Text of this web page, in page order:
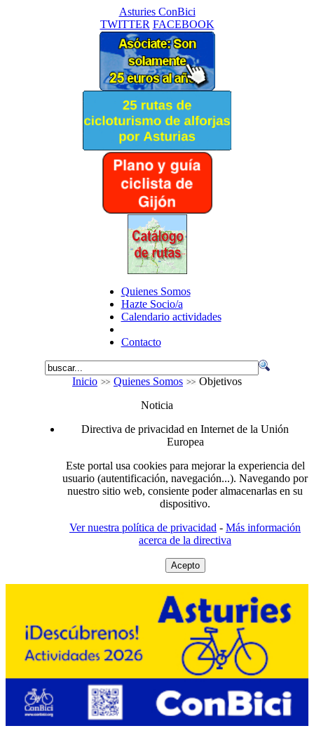
Asturies ConBici
TWITTER FACEBOOK
Quienes Somos
Hazte Socio/a
Calendario actividades
Contacto
Inicio Quienes Somos
Objetivos
Noticia
Directiva de privacidad en Internet de la Unión
Europea
Este portal usa cookies para mejorar la experiencia del
usuario (autentificación, navegación...). Navegando por
nuestro sitio web, consiente poder almacenarlas en su
dispositivo.
Ver nuestra política de privacidad - Más información
acerca de la directiva
Acepto